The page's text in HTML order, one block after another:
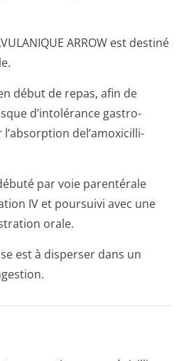
ARROW est destiné
début de repas, afin de
d’intolérance gastro-
del’amoxicilli­
par voie parentérale
IV et poursuivi avec une
orale.
est à disperser dans un